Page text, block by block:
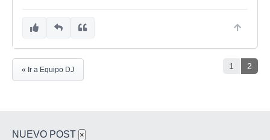
1 2
« Ir a Equipo DJ
NUEVO POST ×